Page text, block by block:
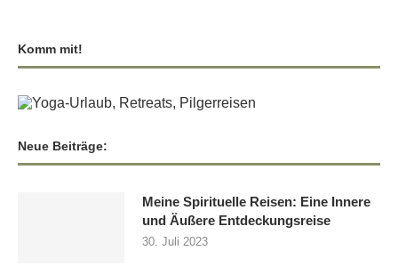
Komm mit!
Neue Beiträge:
Meine Spirituelle Reisen: Eine Innere
und Äußere Entdeckungsreise
30. Juli 2023